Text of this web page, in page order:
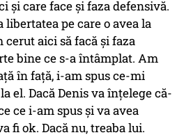
şi care face şi faza defensivă.
libertatea pe care o avea la
aici să facă şi faza
bine ce s-a întâmplat. Am
în faţă, i-am spus ce-mi
el. Dacă Denis va înţelege că-
ce i-am spus şi va avea
fi ok. Dacă nu, treaba lui.